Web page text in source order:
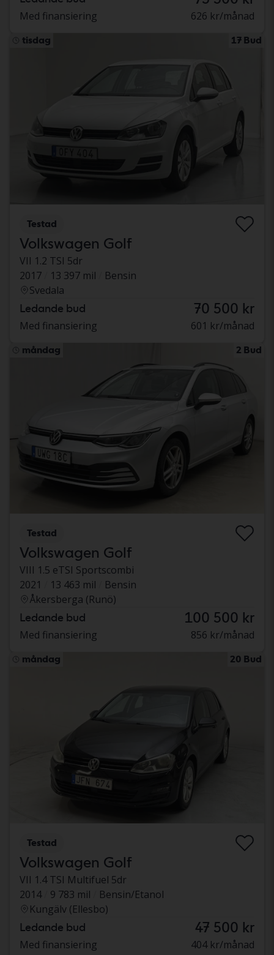
Med finansiering 626 kr/månad
tisdag 17 Bud
Testad
Volkswagen Golf
VII 1.2 TSI 5dr
2017
13 397 mil
Bensin
Svedala
Ledande bud 70 500 kr
Med finansiering 601 kr/månad
måndag 2 Bud
Testad
Volkswagen Golf
VIII 1.5 eTSI Sportscombi
2021
13 463 mil
Bensin
Åkersberga (Runö)
Ledande bud 100 500 kr
Med finansiering 856 kr/månad
måndag 20 Bud
Testad
Volkswagen Golf
VII 1.4 TSI Multifuel 5dr
2014
9 783 mil
Bensin/Etanol
Kungälv (Ellesbo)
Ledande bud 47 500 kr
Med finansiering 404 kr/månad